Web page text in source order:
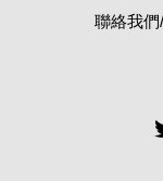
聯絡我